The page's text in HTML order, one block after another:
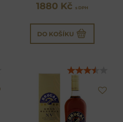
sametovým závěrem
1880 Kč s DPH
DO KOŠÍKU